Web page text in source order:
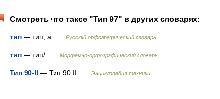
Смотреть что такое "Тип 97" в других словарях:
тип — тип, а … Русский орфографический словарь
тип — тип/ … Морфемно-орфографический словарь
Тип 90-II — Тип 90 II … Энциклопедия техники